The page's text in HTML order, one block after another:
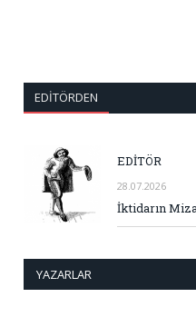
EDITÖRDEN
EDİTÖR
28.07.2026
İktidarın
YAZARLAR